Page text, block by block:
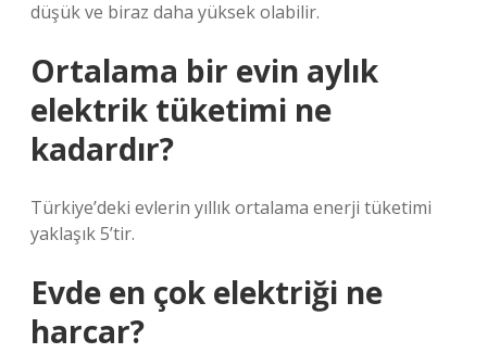
düşük ve biraz daha yüksek olabilir.
Ortalama bir evin aylık
elektrik tüketimi ne
kadardır?
Türkiye’deki evlerin yıllık ortalama enerji tüketimi
yaklaşık 5’tir.
Evde en çok elektriği ne
harcar?